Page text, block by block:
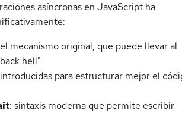
asíncronas en JavaScript ha
mecanismo original, que puede llevar al
hell"
para estructurar mejor el
: sintaxis moderna que permite escribir